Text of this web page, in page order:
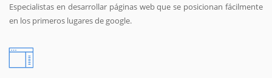
Especialistas en desarrollar páginas web que se posicionan fácilmente
en los primeros lugares de google.